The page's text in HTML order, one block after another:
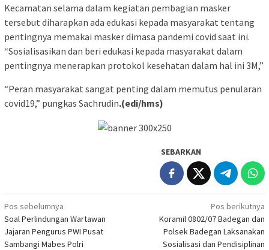
Kecamatan selama dalam kegiatan pembagian masker
tersebut diharapkan ada edukasi kepada masyarakat tentang
pentingnya memakai masker dimasa pandemi covid saat ini.
“Sosialisasikan dan beri edukasi kepada masyarakat dalam
pentingnya menerapkan protokol kesehatan dalam hal ini 3M,”
“Peran masyarakat sangat penting dalam memutus penularan
covid19,” pungkas Sachrudin.(edi/hms)
SEBARKAN
Navigasi
pos
Pos sebelumnya
Soal Perlindungan Wartawan
Jajaran Pengurus PWI Pusat
Sambangi Mabes Polri
Pos berikutnya
Koramil 0802/07 Badegan dan
Polsek Badegan Laksanakan
Sosialisasi dan Pendisiplinan